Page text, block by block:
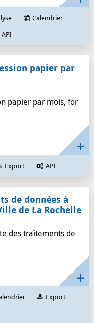
Calendrier
API
papier par
papier par mois, for
Export API
de données à
de La Rochelle
des traitements de
Export